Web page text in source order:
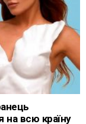
на всю країну